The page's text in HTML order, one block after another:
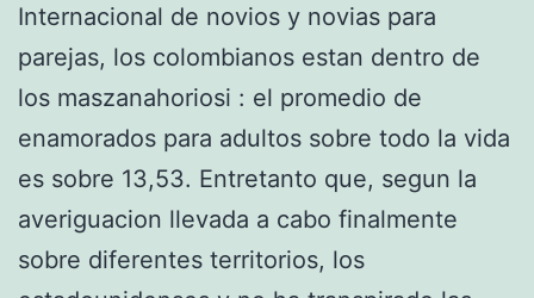
Internacional de novios y novias para
parejas, los colombianos estan dentro de
los maszanahoriosi : el promedio de
enamorados para adultos sobre todo la vida
es sobre 13,53. Entretanto que, segun la
averiguacion llevada a cabo finalmente
sobre diferentes territorios, los